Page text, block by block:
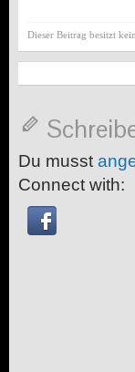
Dieser Beitrag besitzt
Du musst
Connect with: